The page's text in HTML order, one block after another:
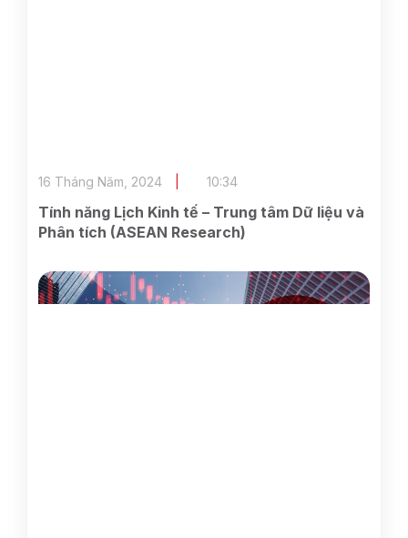
Tính năng Lịch Kinh tế – Trung tâm Dữ liệu và
Phân tích (ASEAN Research)
16 Tháng Năm, 2024 10:34